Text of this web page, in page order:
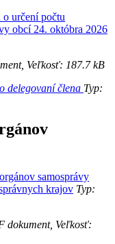
určení počtu
obcí 24. októbra 2026
Veľkosť: 187.7 kB
delegovaní člena Typ:
samosprávy
krajov Typ:
dokument, Veľkosť: